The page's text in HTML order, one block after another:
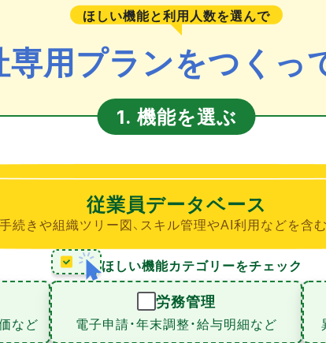
ほしい機能と利用人数を選んで
専用プランをつくっ
1. 機能を選ぶ
従業員データベース
続きや組織ツリー図、スキル管理やAI利用などを含
ほしい機能カテゴリーをチェック
など
労務管理
電子申請・年末調整・給与明細など